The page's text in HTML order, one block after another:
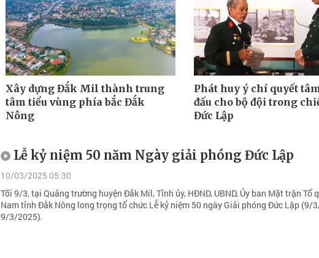
Xây dựng Đắk Mil thành trung
tâm tiểu vùng phía bắc Đắk
Nông
Phát huy ý chí quyết
đấu cho bộ đội trong
Đức Lập
Lễ kỷ niệm 50 năm Ngày giải phóng Đức Lập
10/03/2025 05:30
Tối 9/3, tại Quảng trường huyện Đắk Mil, Tỉnh ủy, HĐND, UBND, Ủy ban Mặt trận Tổ
Nam tỉnh Đắk Nông long trọng tổ chức Lễ kỷ niệm 50 ngày Giải phóng Đức Lập (9/
9/3/2025).